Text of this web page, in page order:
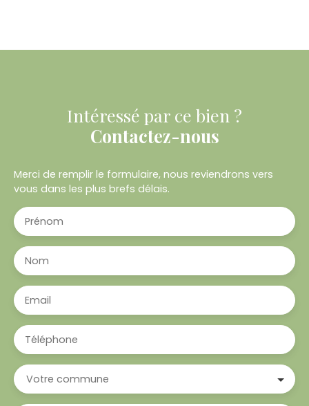
Intéressé par ce bien ?
Contactez-nous
Merci de remplir le formulaire, nous reviendrons vers
vous dans les plus brefs délais.
Prénom
Nom
Email
Téléphone
Votre commune